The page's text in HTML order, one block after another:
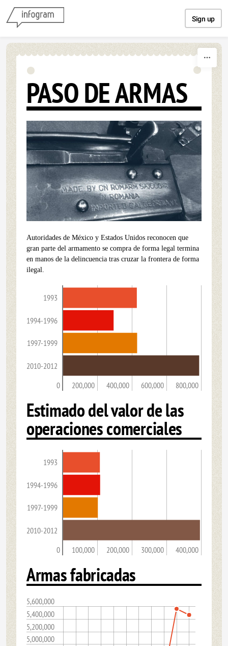
Sign up
PASO DE ARMAS
Autoridades de México y Estados Unidos reconocen que
gran parte del armamento se compra de forma legal termina
en manos de la delincuencia tras cruzar la frontera de forma
ilegal.
1993
1994-1996
1997-1999
2010-2012
0 200,000 400,000 600,000 800,000
Estimado del valor de las
operaciones comerciales
1993
1994-1996
1997-1999
2010-2012
0 100,000 200,000 300,000 400,000
Armas fabricadas
5,000,000
5,200,000
5,400,000
5,600,000